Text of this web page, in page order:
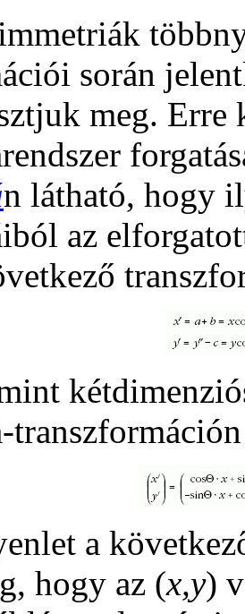
során
meg. Erre
n látható, hogy
az
a
hogy az (x,y)